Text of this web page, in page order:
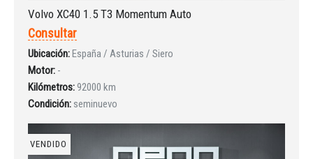
Volvo XC40 1.5 T3 Momentum Auto
Consultar
Ubicación:España / Asturias / Siero
Motor: -
Kilómetros:92000 km
Condición: seminuevo
VENDIDO